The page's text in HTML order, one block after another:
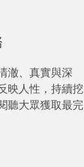
澈、真實與深
映人性，持續挖
聽大眾獲取最完